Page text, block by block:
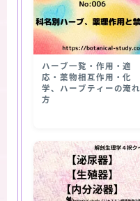
ハーブ一覧・作用・適
応・薬物相互作用・化
学、ハーブティーの淹れ
方